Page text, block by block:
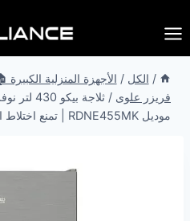
إلى
المحتوى
/ الكل / الأجهزة المنزلية الكبيرة
فريزر علوى /
ثلاجة
موديل RDNE455MK | تمنع اختلاط الروائح